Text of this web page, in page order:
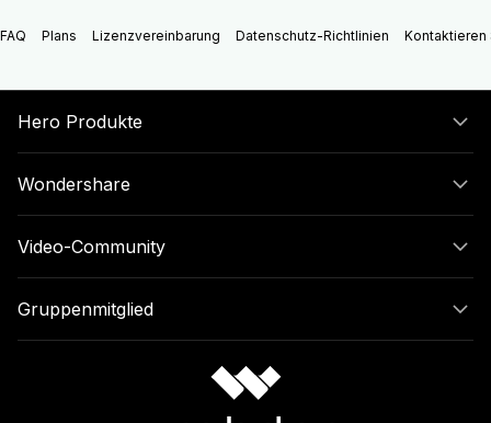
FAQ Plans Lizenzvereinbarung Datenschutz-Richtlinien Kontaktieren
Hero Produkte
Wondershare
Video-Community
Gruppenmitglied